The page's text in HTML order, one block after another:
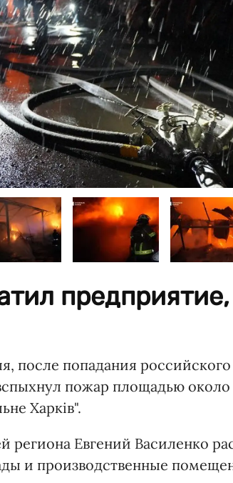
после попадания
пожар площадью около
Харків".
региона Евгений Василенко
и производственные